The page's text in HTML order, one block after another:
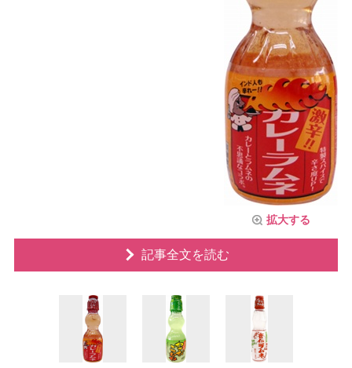
拡大する
記事全文を読む